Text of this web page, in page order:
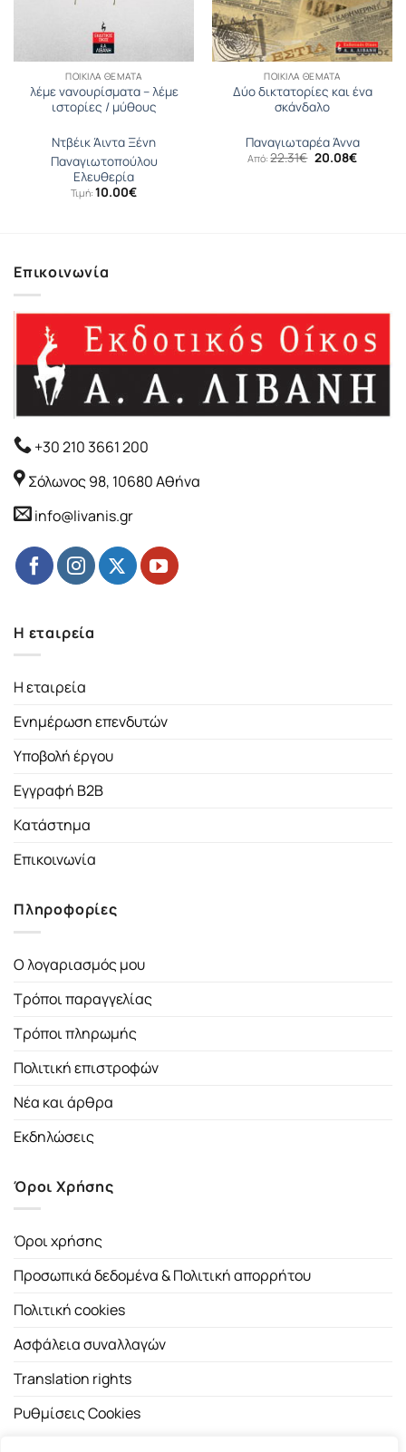
ΠΟΙΚΊΛΑ ΘΈΜΑΤΑ
λέμε νανουρίσματα – λέμε
ιστορίες / μύθους
Ντβέικ Άιντα Ξένη
Παναγιωτοπούλου
Ελευθερία
Τιμή: 10.00€
ΠΟΙΚΊΛΑ ΘΈΜΑΤΑ
Δύο δικτατορίες και ένα
σκάνδαλο
Παναγιωταρέα Άννα
Από:22.31€ Original
20.08€Η
Επικοινωνία
+30 210 3661 200
Σόλωνος 98, 10680 Αθήνα
info@livanis.gr
Η εταιρεία
Η εταιρεία
Ενημέρωση επενδυτών
Υποβολή έργου
Εγγραφή B2B
Κατάστημα
Επικοινωνία
Πληροφορίες
Ο λογαριασμός μου
Τρόποι παραγγελίας
Τρόποι πληρωμής
Πολιτική επιστροφών
Νέα και άρθρα
Εκδηλώσεις
Όροι Χρήσης
Όροι χρήσης
Προσωπικά δεδομένα & Πολιτική απορρήτου
Πολιτική cookies
Ασφάλεια συναλλαγών
Translation rights
Ρυθμίσεις Cookies